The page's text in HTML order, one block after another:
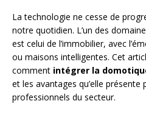
La technologie ne cesse de
notre quotidien. L’un des
est celui de l’immobilier, avec
ou maisons intelligentes. Cet
comment intégrer la
et les avantages qu’elle
professionnels du secteur.